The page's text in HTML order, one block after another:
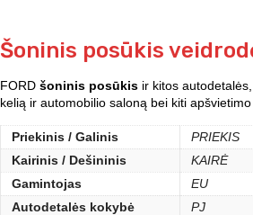
Šoninis posūkis
FORD šoninis posūkis ir kitos
kelią ir automobilio saloną bei kiti
Priekinis / Galinis
PRIEKIS
Kairinis / Dešininis
KAIRĖ
Gamintojas
EU
Autodetalės kokybė
PJ